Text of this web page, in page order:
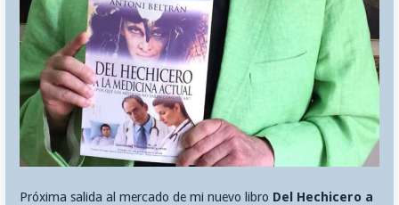
Próxima salida al mercado de mi nuevo libro Del Hechicero a